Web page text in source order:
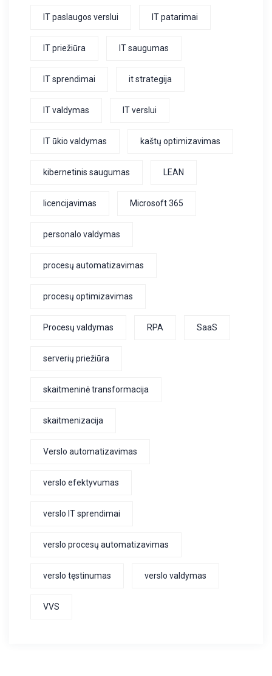
IT paslaugos verslui IT patarimai
IT priežiūra IT saugumas
IT sprendimai it strategija
IT valdymas IT verslui
IT ūkio valdymas kaštų optimizavimas
kibernetinis saugumas LEAN
licencijavimas Microsoft 365
personalo valdymas
procesų automatizavimas
procesų optimizavimas
Procesų valdymas RPA SaaS
serverių priežiūra
skaitmeninė transformacija
skaitmenizacija
Verslo automatizavimas
verslo efektyvumas
verslo IT sprendimai
verslo procesų automatizavimas
verslo tęstinumas verslo valdymas
VVS